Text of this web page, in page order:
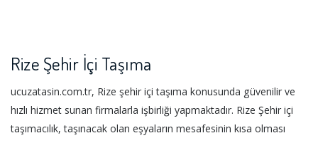
Rize Şehir İçi Taşıma
ucuzatasin.com.tr, Rize şehir içi taşıma konusunda güvenilir ve
hızlı hizmet sunan firmalarla işbirliği yapmaktadır. Rize Şehir içi
taşımacılık, taşınacak olan eşyaların mesafesinin kısa olması